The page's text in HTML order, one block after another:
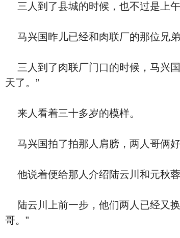
三人到了县城的时候，也不过是上
马兴国昨儿已经和肉联厂的那位兄
三人到了肉联厂门口的时候，马兴
天了。”
来人看着三十多岁的模样。
马兴国拍了拍那人肩膀，两人哥俩
他说着便给那人介绍陆云川和元秋蓉
陆云川上前一步，他们两人已经又
哥。”